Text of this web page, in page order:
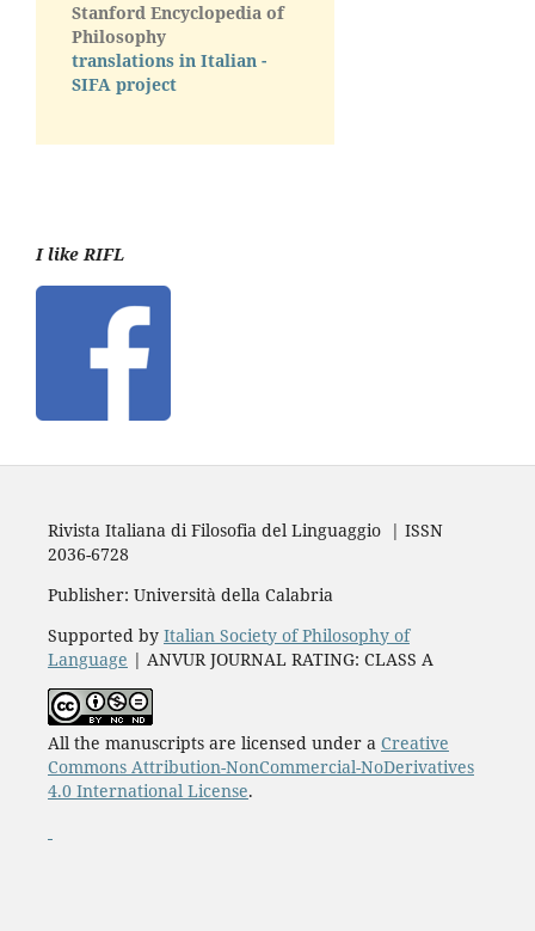
Stanford Encyclopedia of
Philosophy
translations in Italian -
SIFA project
I like RIFL
Rivista Italiana di Filosofia del Linguaggio | ISSN
2036-6728
Publisher: Università della Calabria
Supported by Italian Society of Philosophy of
Language | ANVUR JOURNAL RATING: CLASS A
All the manuscripts are licensed under a Creative
Commons Attribution-NonCommercial-NoDerivatives
4.0 International License.